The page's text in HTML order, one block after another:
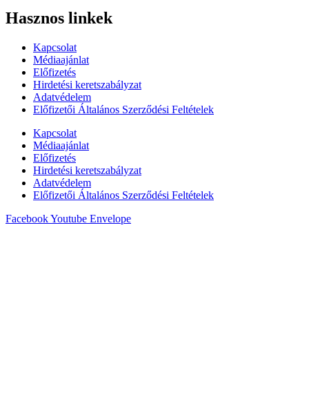
Hasznos linkek
Kapcsolat
Médiaajánlat
Előfizetés
Hirdetési keretszabályzat
Adatvédelem
Előfizetői Általános Szerződési Feltételek
Kapcsolat
Médiaajánlat
Előfizetés
Hirdetési keretszabályzat
Adatvédelem
Előfizetői Általános Szerződési Feltételek
FacebookYoutube Envelope